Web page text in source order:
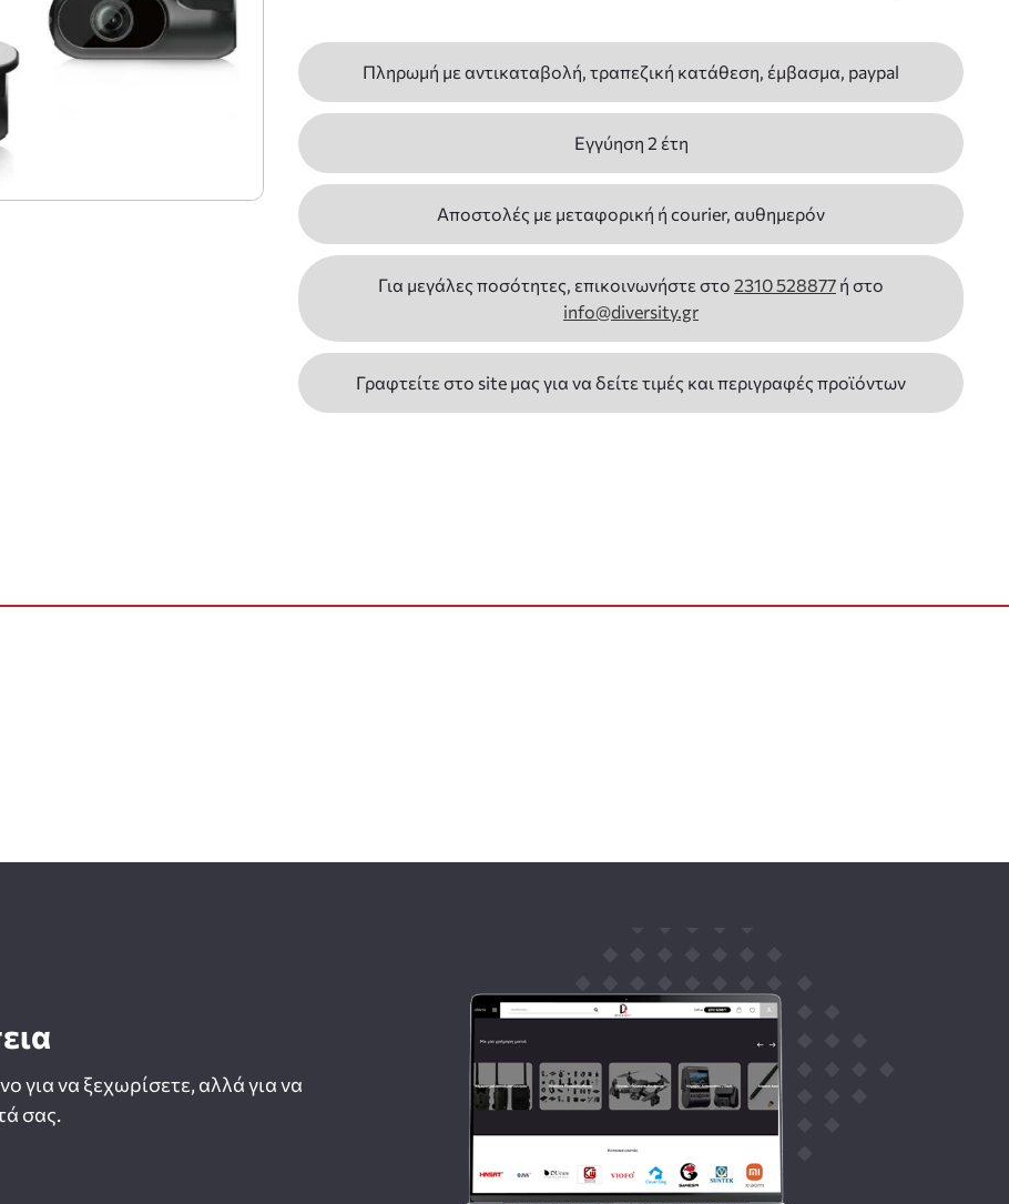
Πληρωμή με αντικαταβολή, τραπεζική κατάθεση, έμβασμα, paypal
Εγγύηση 2 έτη
Αποστολές με μεταφορική ή courier, αυθημερόν
Για μεγάλες ποσότητες, επικοινωνήστε στο 2310 528877 ή στο
info@diversity.gr
Γραφτείτε στο site μας για να δείτε τιμές και περιγραφές προϊόντων
για να ξεχωρίσετε, αλλά για να
σας.